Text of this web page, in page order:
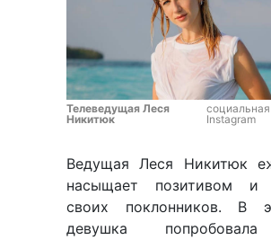
Телеведущая Леся
Никитюк
социальная
Instagram
Ведущая Леся Никитюк
насыщает позитивом и
своих поклонников. В
девушка